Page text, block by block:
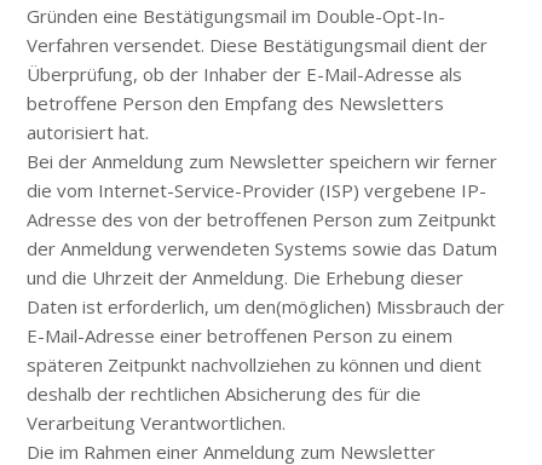
Gründen eine Bestätigungsmail im Double-Opt-In-
Verfahren versendet. Diese Bestätigungsmail dient der
Überprüfung, ob der Inhaber der E-Mail-Adresse als
betroffene Person den Empfang des Newsletters
autorisiert hat.
Bei der Anmeldung zum Newsletter speichern wir ferner
die vom Internet-Service-Provider (ISP) vergebene IP-
Adresse des von der betroffenen Person zum Zeitpunkt
der Anmeldung verwendeten Systems sowie das Datum
und die Uhrzeit der Anmeldung. Die Erhebung dieser
Daten ist erforderlich, um den(möglichen) Missbrauch der
E-Mail-Adresse einer betroffenen Person zu einem
späteren Zeitpunkt nachvollziehen zu können und dient
deshalb der rechtlichen Absicherung des für die
Verarbeitung Verantwortlichen.
Die im Rahmen einer Anmeldung zum Newsletter